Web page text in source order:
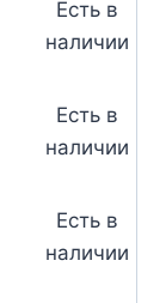
Есть в
наличии
Есть в
наличии
Есть в
наличии